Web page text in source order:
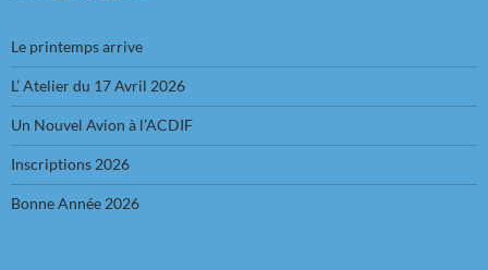
Le printemps arrive
L’ Atelier du 17 Avril 2026
Un Nouvel Avion à l’ACDIF
Inscriptions 2026
Bonne Année 2026